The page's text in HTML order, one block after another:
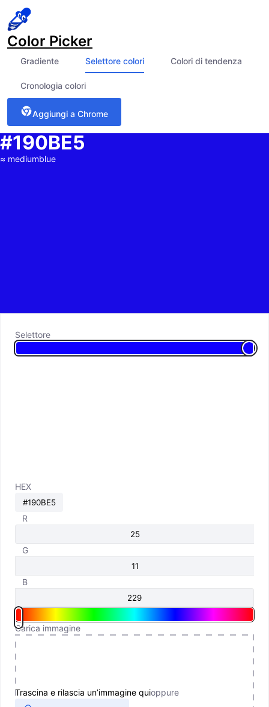
Color Picker
Gradiente Selettore colori Colori di tendenza
Cronologia colori
Aggiungi a Chrome
#190BE5
≈ mediumblue
Selettore
HEX
R
G
B
Carica immagine
Trascina e rilascia un’immagine quioppure